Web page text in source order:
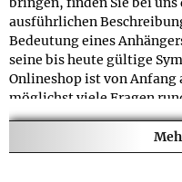
beiliegende Ketten. Bei
Schmuckkollektion
Angaben zum
Produktseiten im Bereich
F
Werden für die
Kreuzsymbole auch
A Lieferzeitangaben zu
Schönheit, sondern
Bedeutungund seiner
Da uns gerade die
historischen und
beschlossen wir
eröffnen und (hoffentlich)
unserer großen Auswahl
ausführlichen
Bedeutung eines
seine bis heute gültige
Onlineshop ist von Anfang
möglichst viele Fragen
gibt.